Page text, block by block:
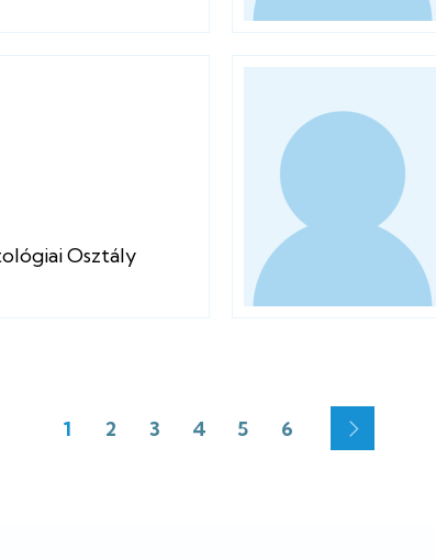
Osztály
Oldalszámozás
Jelenlegi
1 Oldal
2 Oldal
3 Oldal
4 Oldal
5 Oldal
6